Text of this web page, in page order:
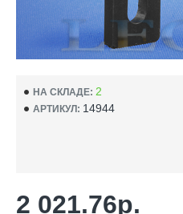
НА СКЛАДЕ: 2
АРТИКУЛ: 14944
2 021.76р.